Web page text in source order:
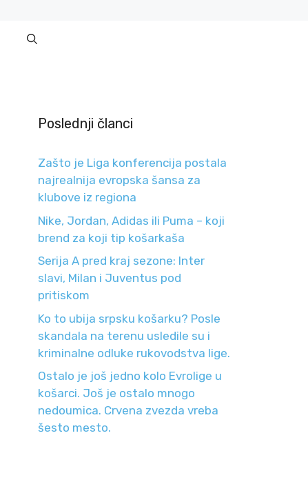
Poslednji članci
Zašto je Liga konferencija postala
najrealnija evropska šansa za
klubove iz regiona
Nike, Jordan, Adidas ili Puma – koji
brend za koji tip košarkaša
Serija A pred kraj sezone: Inter
slavi, Milan i Juventus pod
pritiskom
Ko to ubija srpsku košarku? Posle
skandala na terenu usledile su i
kriminalne odluke rukovodstva lige.
Ostalo je još jedno kolo Evrolige u
košarci. Još je ostalo mnogo
nedoumica. Crvena zvezda vreba
šesto mesto.